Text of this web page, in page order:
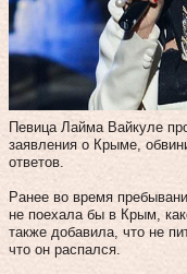
Певица Лайма Вайкуле
заявления о Крыме,
ответов.
Ранее во время
не поехала бы в Крым,
также добавила, что не
что он распался.